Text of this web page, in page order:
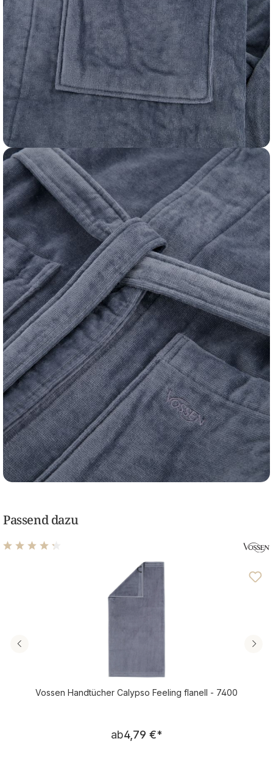
Passend dazu
Durchschnittliche Bewertung von 4.37 von 5 Sternen
Vossen Handtücher Calypso Feeling flanell - 7400
Regulärer Preis:
ab4,79 €*